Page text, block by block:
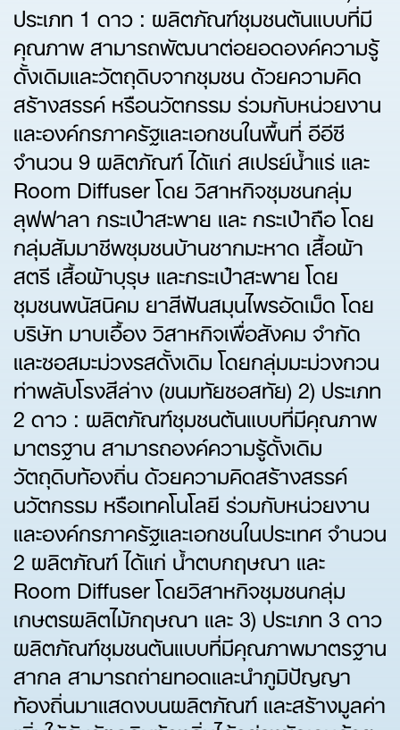
ประเภท 1 ดาว : ผลิตภัณฑ์ชุมชนต้นแบบที่มี
คุณภาพ สามารถพัฒนาต่อยอดองค์ความรู้
ดั้งเดิมและวัตถุดิบจากชุมชน ด้วยความคิด
สร้างสรรค์ หรือนวัตกรรม ร่วมกับหน่วยงาน
และองค์กรภาครัฐและเอกชนในพื้นที่ อีอีซี
จำนวน 9 ผลิตภัณฑ์ ได้แก่ สเปรย์น้ำแร่ และ
Room Diffuser โดย วิสาหกิจชุมชนกลุ่ม
ลุฟฟาลา กระเป๋าสะพาย และ กระเป๋าถือ โดย
กลุ่มสัมมาชีพชุมชนบ้านชากมะหาด เสื้อผ้า
สตรี เสื้อผ้าบุรุษ และกระเป๋าสะพาย โดย
ชุมชนพนัสนิคม ยาสีฟันสมุนไพรอัดเม็ด โดย
บริษัท มาบเอื้อง วิสาหกิจเพื่อสังคม จำกัด
และซอสมะม่วงรสดั้งเดิม โดยกลุ่มมะม่วงกวน
ท่าพลับโรงสีล่าง (ขนมทัยซอสทัย) 2) ประเภท
2 ดาว : ผลิตภัณฑ์ชุมชนต้นแบบที่มีคุณภาพ
มาตรฐาน สามารถองค์ความรู้ดั้งเดิม
วัตถุดิบท้องถิ่น ด้วยความคิดสร้างสรรค์
นวัตกรรม หรือเทคโนโลยี ร่วมกับหน่วยงาน
และองค์กรภาครัฐและเอกชนในประเทศ จำนวน
2 ผลิตภัณฑ์ ได้แก่ น้ำตบกฤษณา และ
Room Diffuser โดยวิสาหกิจชุมชนกลุ่ม
เกษตรผลิตไม้กฤษณา และ 3) ประเภท 3 ดาว
ผลิตภัณฑ์ชุมชนต้นแบบที่มีคุณภาพมาตรฐาน
สากล สามารถถ่ายทอดและนำภูมิปัญญา
ท้องถิ่นมาแสดงบนผลิตภัณฑ์ และสร้างมูลค่า